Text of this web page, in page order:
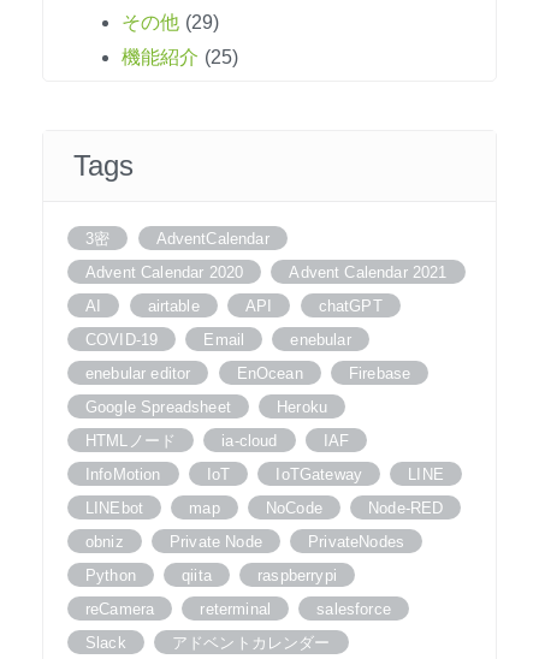
その他 (29)
機能紹介 (25)
Tags
3密
AdventCalendar
Advent Calendar 2020
Advent Calendar 2021
AI
airtable API
chatGPT
COVID-19
Email
enebular
enebular editor
EnOcean
Firebase
Google Spreadsheet
Heroku
HTMLノード
ia-cloud
IAF
InfoMotion
IoT IoTGateway
LINE
LINEbot
map NoCode
Node-RED
obniz
Private Node
PrivateNodes
Python
qiita
raspberrypi
reCamera
reterminal
salesforce
Slack
アドベントカレンダー